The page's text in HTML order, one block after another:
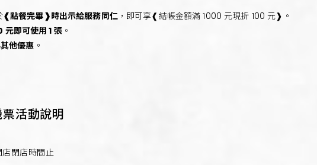
❰點餐完畢❱時出示給服務同仁，即可享❰結帳金額滿 1000 元現折 100 元❱。
元即可使用 1 張。
他優惠 。
活動說明
閉店時間止